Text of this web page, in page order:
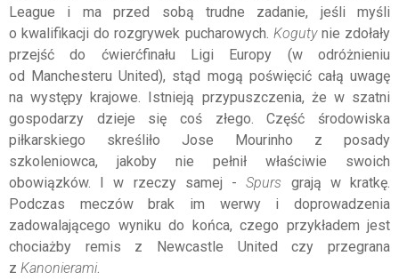
League i ma przed sobą trudne zadanie, jeśli myśli
o kwalifikacji do rozgrywek pucharowych. Kogutynie zdołały
przejść do ćwierćfinału Ligi Europy (w odróżnieniu
od Manchesteru United), stąd mogą poświęcić całą uwagę
na występy krajowe. Istnieją przypuszczenia, że w szatni
gospodarzy dzieje się coś złego. Część środowiska
piłkarskiego skreśliło Jose Mourinho z posady
szkoleniowca, jakoby nie pełnił właściwie swoich
obowiązków. I w rzeczy samej -Spurs grają w kratkę.
Podczas meczów brak im werwy i doprowadzenia
zadowalającego wyniku do końca, czego przykładem jest
chociażby remis z Newcastle United czy przegrana
z Kanonierami.